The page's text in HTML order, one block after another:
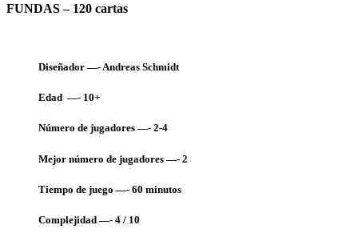
FUNDAS – 120 cartas
Diseñador —- Andreas Schmidt
Edad —- 10+
Número de jugadores —- 2-4
Mejor número de jugadores —- 2
Tiempo de juego —- 60 minutos
Complejidad —- 4 / 10